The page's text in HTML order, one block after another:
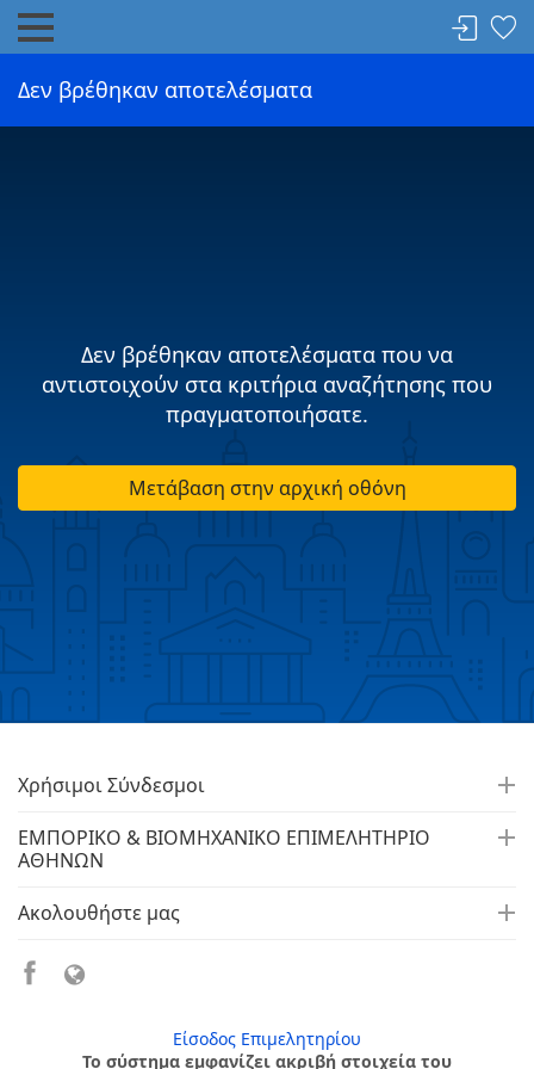
Δεν βρέθηκαν αποτελέσματα
Δεν βρέθηκαν αποτελέσματα που να
αντιστοιχούν στα κριτήρια αναζήτησης που
πραγματοποιήσατε.
Μετάβαση στην αρχική οθόνη
Χρήσιμοι Σύνδεσμοι
ΕΜΠΟΡΙΚΟ & ΒΙΟΜΗΧΑΝΙΚΟ ΕΠΙΜΕΛΗΤΗΡΙΟ
ΑΘΗΝΩΝ
Ακολουθήστε μας
Είσοδος Επιμελητηρίου
Το σύστημα εμφανίζει ακριβή στοιχεία του